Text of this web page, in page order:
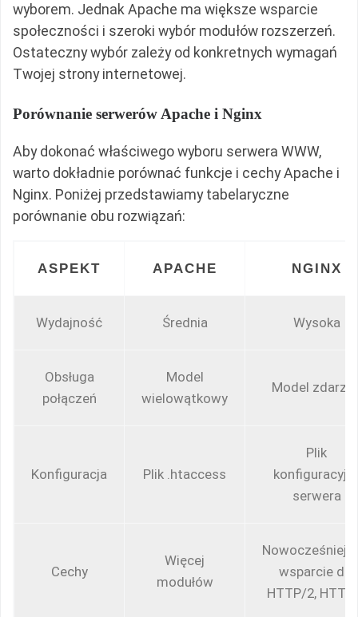
wyborem. Jednak Apache ma większe wsparcie
społeczności i szeroki wybór modułów rozszerzeń.
Ostateczny wybór zależy od konkretnych wymagań
Twojej strony internetowej.
Porównanie serwerów Apache i Nginx
Aby dokonać właściwego wyboru serwera WWW,
warto dokładnie porównać funkcje i cechy Apache i
Nginx. Poniżej przedstawiamy tabelaryczne
porównanie obu rozwiązań:
ASPEKT APACHE NGINX
Wydajność Średnia Wysoka
Obsługa
połączeń
Model
wielowątkowy
Model
Konfiguracja Plik .htaccess
Plik
serwera
Cechy
Więcej
modułów
wsparcie dla
HTTP/2,